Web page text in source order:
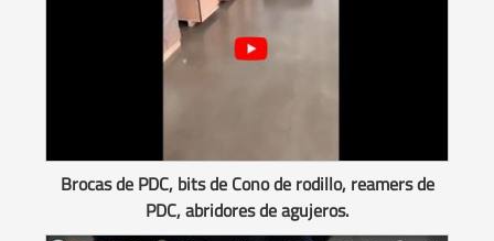
Brocas de PDC, bits de Cono de rodillo, reamers de
PDC, abridores de agujeros.